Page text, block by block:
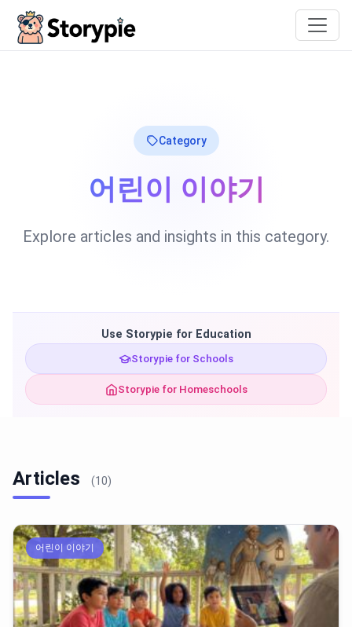
Category
어린이 이야기
Explore articles and insights in this category.
Use Storypie for Education
Storypie for Schools
Storypie for Homeschools
Articles (10)
어린이 이야기